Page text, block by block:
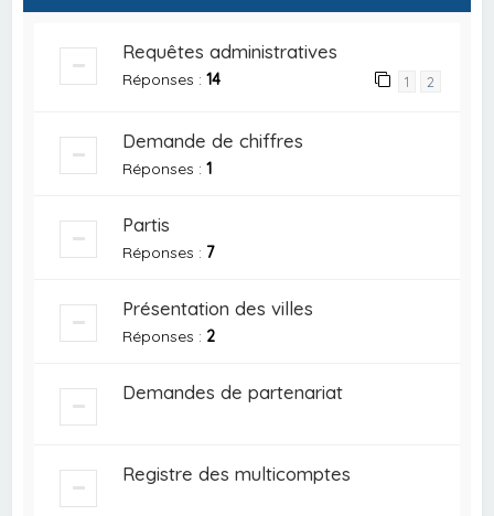
Requêtes administratives
Réponses :14 1 2
Demande de chiffres
Réponses :1
Partis
Réponses : 7
Présentation des villes
Réponses : 2
Demandes de partenariat
Registre des multicomptes